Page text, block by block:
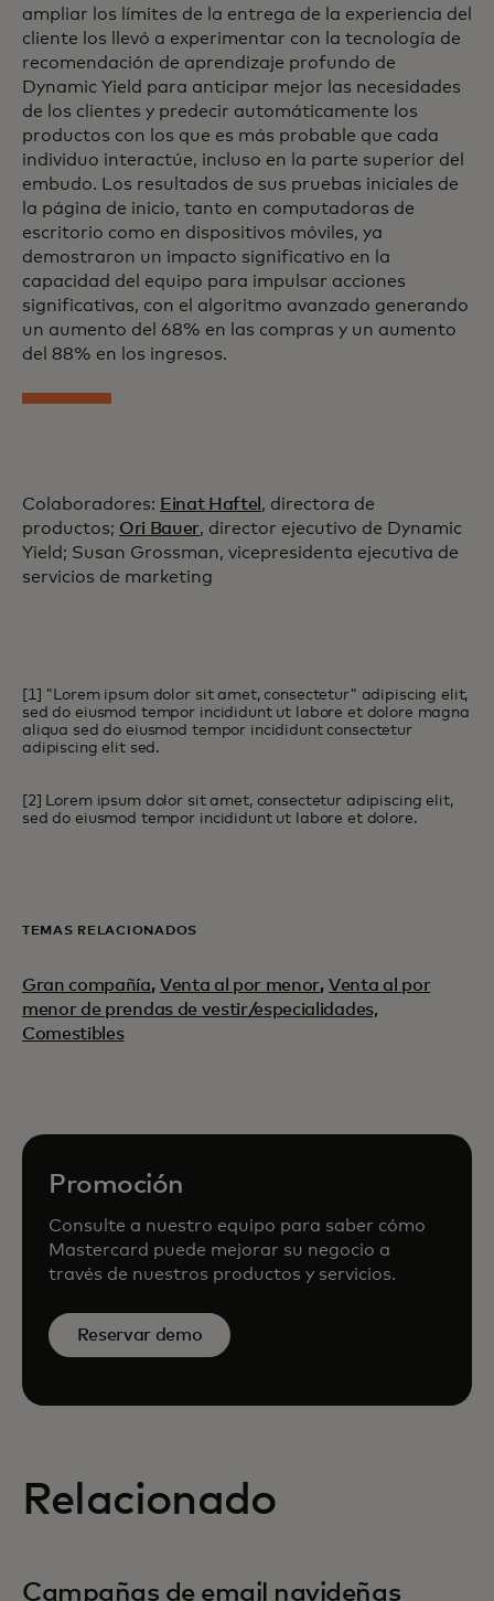
ampliar los límites de la entrega de la experiencia del
cliente los llevó a experimentar con la tecnología de
recomendación de aprendizaje profundo de
Dynamic Yield para anticipar mejor las necesidades
de los clientes y predecir automáticamente los
productos con los que es más probable que cada
individuo interactúe, incluso en la parte superior del
embudo. Los resultados de sus pruebas iniciales de
la página de inicio, tanto en computadoras de
escritorio como en dispositivos móviles, ya
demostraron un impacto significativo en la
capacidad del equipo para impulsar acciones
significativas, con el algoritmo avanzado generando
un aumento del 68% en las compras y un aumento
del 88% en los ingresos.
Colaboradores: Einat Haftel , directora de
productos; Ori Bauer, director ejecutivo de Dynamic
Yield; Susan Grossman, vicepresidenta ejecutiva de
servicios de marketing
[1] "Lorem ipsum dolor sit amet, consectetur" adipiscing elit,
sed do eiusmod tempor incididunt ut labore et dolore magna
aliqua sed do eiusmod tempor incididunt consectetur
adipiscing elit sed.
[2] Lorem ipsum dolor sit amet, consectetur adipiscing elit,
sed do eiusmod tempor incididunt ut labore et dolore.
TEMAS RELACIONADOS
Gran compañía, Venta al por menor,Venta al por
menor de prendas de vestir/especialidades,
Comestibles
Promoción
Consulte a nuestro equipo para saber cómo
Mastercard puede mejorar su negocio a
través de nuestros productos y servicios.
Reservar demo
Relacionado
Campañas de email navideñas